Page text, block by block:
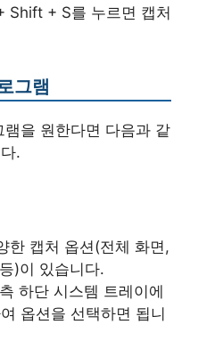
Shift + S를 누르면 캡처
그램
을 원한다면 다음과 같
.
한 캡처 옵션(전체 화면,
)이 있습니다.
하단 시스템 트레이에
옵션을 선택하면 됩니